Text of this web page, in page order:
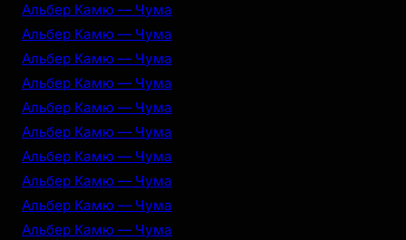
Альбер Камю — Чума
Альбер Камю — Чума
Альбер Камю — Чума
Альбер Камю — Чума
Альбер Камю — Чума
Альбер Камю — Чума
Альбер Камю — Чума
Альбер Камю — Чума
Альбер Камю — Чума
Альбер Камю — Чума